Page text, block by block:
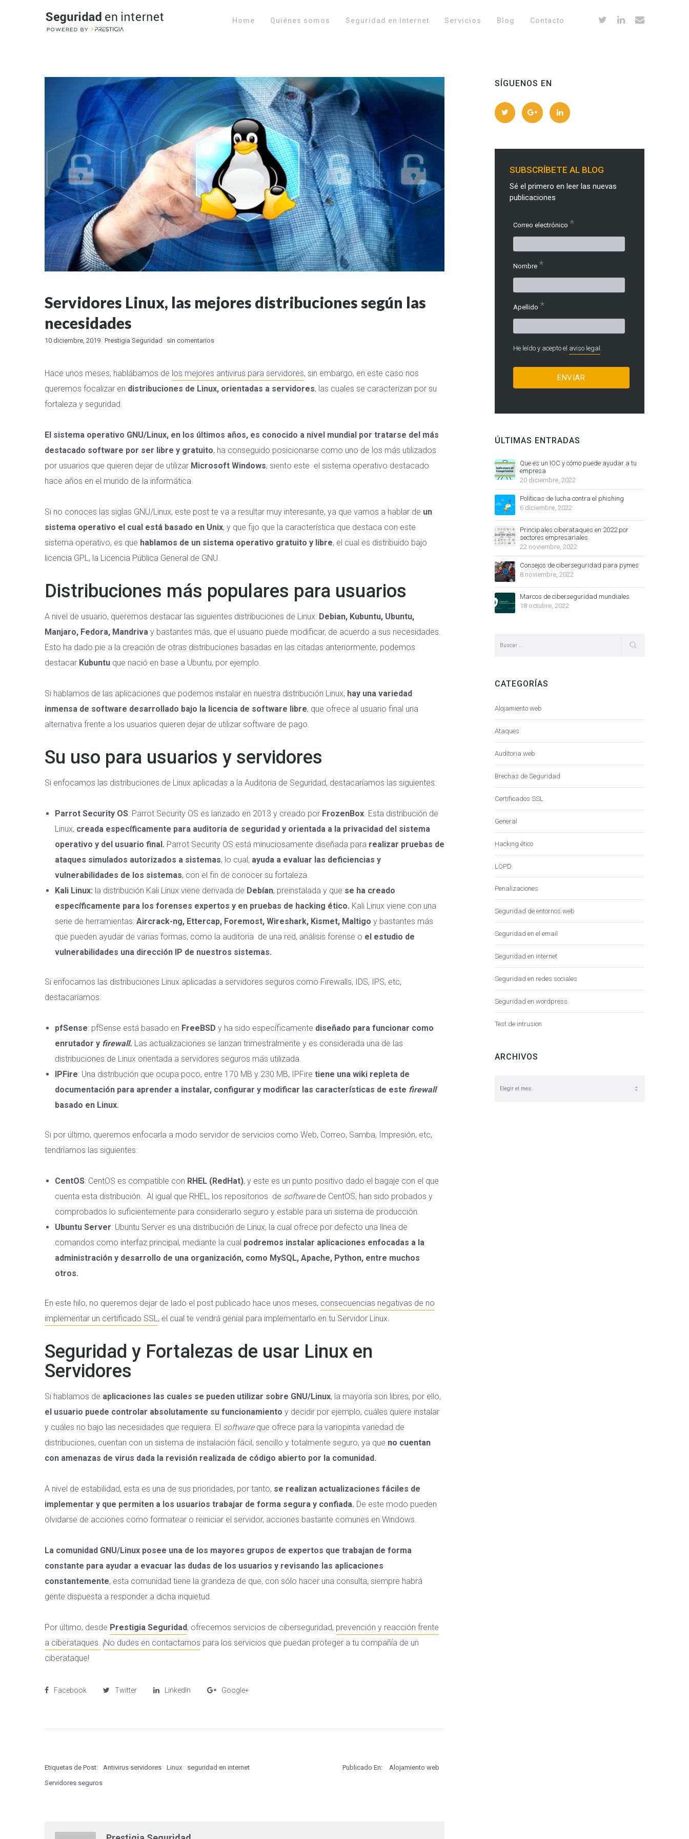
Home Quiénes somos Seguridad en Internet Servicios Blog Contacto
Servidores Linux, las mejores distribuciones según las
necesidades
10 diciembre, 2019 Prestigia Seguridad sin comentarios
Hace unos meses, hablábamos de los mejores antivirus para servidores, sin embargo, en este caso nos
queremos focalizar en distribuciones de Linux, orientadas a servidores, las cuales se caracterizan por su
fortaleza y seguridad.
El sistema operativo GNU/Linux, en los últimos años, es conocido a nivel mundial por tratarse del más
destacado software por ser libre y gratuito, ha conseguido posicionarse como uno de los más utilizados
por usuarios que quieren dejar de utilizar Microsoft Windows, siento este el sistema operativo destacado
hace años en el mundo de la informática.
Si no conoces las siglas GNU/Linux, este post te va a resultar muy interesante, ya que vamos a hablar de un
sistema operativo el cual está basado en Unix, y que fijo que la característica que destaca con este
sistema operativo, es que hablamos de un sistema operativo gratuito y libre, el cual es distribuido bajo
licencia GPL, la Licencia Pública General de GNU.
Distribuciones más populares para usuarios
A nivel de usuario, queremos destacar las siguientes distribuciones de Linux: Debian, Kubuntu, Ubuntu,
Manjaro, Fedora, Mandriva y bastantes más, que el usuario puede modificar, de acuerdo a sus necesidades.
Esto ha dado pie a la creación de otras distribuciones basadas en las citadas anteriormente, podemos
destacar Kubuntu que nació en base a Ubuntu, por ejemplo.
Si hablamos de las aplicaciones que podemos instalar en nuestra distribución Linux, hay una variedad
inmensa de software desarrollado bajo la licencia de software libre, que ofrece al usuario final una
alternativa frente a los usuarios quieren dejar de utilizar software de pago.
Su uso para usuarios y servidores
Si enfocamos las distribuciones de Linux aplicadas a la Auditoria de Seguridad, destacaríamos las siguientes:
Parrot Security OS: Parrot Security OS es lanzado en 2013 y creado por FrozenBox. Esta distribución de
Linux, creada específicamente para auditoria de seguridad y orientada a la privacidad del sistema
operativo y del usuario final. Parrot Security OS está minuciosamente diseñada para realizar pruebas de
ataques simulados autorizados a sistemas, lo cual, ayuda a evaluar las deficiencias y
vulnerabilidades de los sistemas, con el fin de conocer su fortaleza.
Kali Linux: la distribución Kali Linux viene derivada de Debían, preinstalada y que se ha creado
específicamente para los forenses expertos y en pruebas de hacking ético. Kali Linux viene con una
serie de herramientas: Aircrack-ng, Ettercap, Foremost, Wireshark, Kismet, Maltigo y bastantes más
que pueden ayudar de varias formas, como la auditoria de una red, análisis forense o el estudio de
vulnerabilidades una dirección IP de nuestros sistemas.
Si enfocamos las distribuciones Linux aplicadas a servidores seguros como Firewalls, IDS, IPS, etc,
destacaríamos:
pfSense: pfSense está basado en FreeBSD y ha sido específicamente diseñado para funcionar como
enrutador y firewall. Las actualizaciones se lanzan trimestralmente y es considerada una de las
distribuciones de Linux orientada a servidores seguros más utilizada.
IPFire: Una distribución que ocupa poco, entre 170 MB y 230 MB, IPFire tiene una wiki repleta de
documentación para aprender a instalar, configurar y modificar las características de este firewall
basado en Linux.
Si por último, queremos enfocarla a modo servidor de servicios como Web, Correo, Samba, Impresión, etc,
tendríamos las siguientes:
CentOS: CentOS es compatible con RHEL (RedHat), y este es un punto positivo dado el bagaje con el que
cuenta esta distribución. Al igual que RHEL, los repositorios de softwarede CentOS, han sido probados y
comprobados lo suficientemente para considerarlo seguro y estable para un sistema de producción.
Ubuntu Server: Ubuntu Server es una distribución de Linux, la cual ofrece por defecto una línea de
comandos como interfaz principal, mediante la cual podremos instalar aplicaciones enfocadas a la
administración y desarrollo de una organización, como MySQL, Apache, Python, entre muchos
otros.
En este hilo, no queremos dejar de lado el post publicado hace unos meses, consecuencias negativas de no
implementar un certificado SSL, el cual te vendrá genial para implementarlo en tu Servidor Linux.
Seguridad y Fortalezas de usar Linux en
Servidores
Si hablamos de aplicaciones las cuales se pueden utilizar sobre GNU/Linux, la mayoría son libres, por ello,
el usuario puede controlar absolutamente su funcionamiento y decidir por ejemplo, cuáles quiere instalar
y cuáles no bajo las necesidades que requiera. El softwareque ofrece para la variopinta variedad de
distribuciones, cuentan con un sistema de instalación fácil, sencillo y totalmente seguro, ya que no cuentan
con amenazas de virus dada la revisión realizada de código abierto por la comunidad.
A nivel de estabilidad, esta es una de sus prioridades, por tanto, se realizan actualizaciones fáciles de
implementar y que permiten a los usuarios trabajar de forma segura y confiada. De este modo pueden
olvidarse de acciones como formatear o reiniciar el servidor, acciones bastante comunes en Windows.
La comunidad GNU/Linux posee una de los mayores grupos de expertos que trabajan de forma
constante para ayudar a evacuar las dudas de los usuarios y revisando las aplicaciones
constantemente, esta comunidad tiene la grandeza de que, con sólo hacer una consulta, siempre habrá
gente dispuesta a responder a dicha inquietud.
Por último, desde Prestigia Seguridad, ofrecemos servicios de ciberseguridad, prevención y reacción frente
a ciberataques. ¡No dudes en contactarnos para los servicios que puedan proteger a tu compañía de un
ciberataque!
Facebook Twitter LinkedIn Google+
Etiquetas de Post: Antivirus servidores Linux
seguridad en internet
Servidores seguros
Publicado En: Alojamiento web
SÍGUENOS EN
SUBSCRÍBETE AL BLOG
Sé el primero en leer las nuevas
publicaciones
Correo electrónico *
Nombre *
Apellido *
He leído y acepto el aviso legal
ÚLTIMAS ENTRADAS
Que es un IOC y cómo puede ayudar a tu
empresa
20 diciembre, 2022
Políticas de lucha contra el phishing
6 diciembre, 2022
Principales ciberataques en 2022 por
sectores empresariales
22 noviembre, 2022
Consejos de ciberseguridad para pymes
8 noviembre, 2022
Marcos de ciberseguridad mundiales
18 octubre, 2022
CATEGORÍAS
Alojamiento web
Ataques
Auditoria web
Brechas de Seguridad
Certificados SSL
General
Hacking ético
LOPD
Penalizaciones
Seguridad de entornos web
Seguridad en el email
Seguridad en internet
Seguridad en redes sociales
Seguridad en wordpress
Test de intrusion
ARCHIVOS